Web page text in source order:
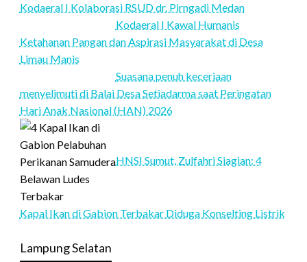
Kodaeral I Kolaborasi RSUD dr. Pirngadi Medan‎
Kodaeral I Kawal Humanis
Ketahanan Pangan dan Aspirasi Masyarakat di Desa
Limau Manis
Suasana penuh keceriaan
menyelimuti di Balai Desa Setiadarma saat Peringatan
Hari Anak Nasional (HAN) 2026
HNSI Sumut, Zulfahri Siagian: 4
Kapal Ikan di Gabion Terbakar Diduga Konselting Listrik
Lampung Selatan